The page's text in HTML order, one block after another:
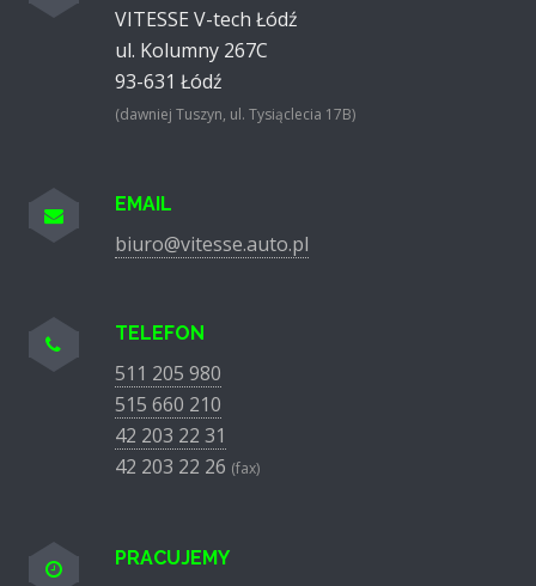
VITESSE V-tech Łódź
ul. Kolumny 267C
93-631 Łódź
(dawniej Tuszyn, ul. Tysiąclecia 17B)
EMAIL
biuro@vitesse.auto.pl
TELEFON
511 205 980
515 660 210
42 203 22 31
42 203 22 26 (fax)
PRACUJEMY